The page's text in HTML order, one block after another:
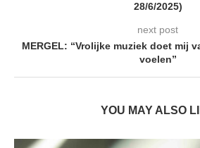
28/6/2025)
next post
MERGEL: “Vrolijke muziek doet mij
voelen”
YOU MAY ALSO